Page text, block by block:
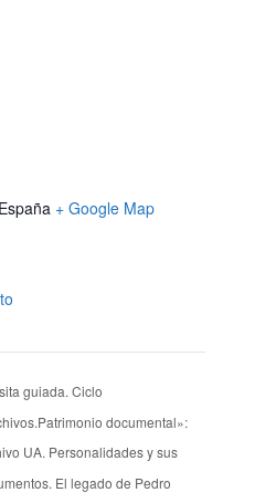
España + Google Map
guiada. Ciclo
documental»:
UA. Personalidades y sus
El legado de Pedro